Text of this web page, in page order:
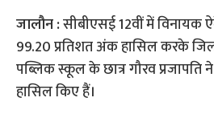
जालौन :सीबीएसई 12वीं में विनायक
99.20 प्रतिशत अंक हासिल करके
पब्लिक स्कूल के छात्र गौरव
हासिल किए हैं।